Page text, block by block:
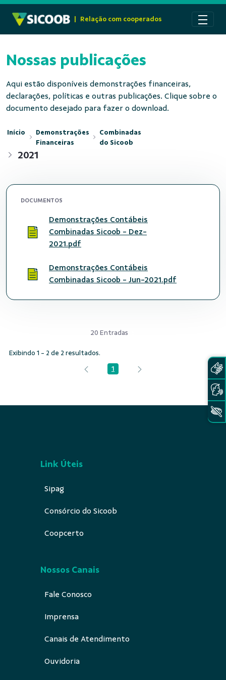
Relação com cooperados
Nossas publicações
Aqui estão disponíveis demonstrações financeiras,
declarações, políticas e outras publicações. Clique sobre o
documento desejado para fazer o download.
Início
Demonstrações
Financeiras
Combinadas
do Sicoob
2021
DOCUMENTOS
Demonstrações Contábeis
Combinadas Sicoob - Dez-
2021.pdf
Demonstrações Contábeis
Combinadas Sicoob - Jun-2021.pdf
20 Entradas
Exibindo 1 - 2 de 2 resultados.
Página
1
Link Úteis
Sipag
Consórcio do Sicoob
Coopcerto
Nossos Canais
Fale Conosco
Imprensa
Canais de Atendimento
Ouvidoria